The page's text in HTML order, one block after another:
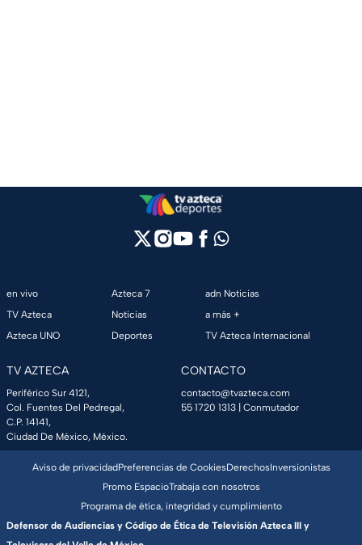
en vivo
TV Azteca
Azteca UNO
Azteca 7
Noticias
Deportes
adn Noticias
a más +
TV Azteca Internacional
TV AZTECA
Periférico Sur 4121,
Col. Fuentes Del Pedregal,
C.P. 14141,
Ciudad De México, México.
CONTACTO
contacto@tvazteca.com
55 1720 1313 | Conmutador
Aviso de privacidadPreferencias de CookiesDerechosInversionistas
Promo EspacioTrabaja con nosotros
Programa de ética, integridad y cumplimiento
Defensor de Audiencias y Código de Ética de Televisión Azteca III y